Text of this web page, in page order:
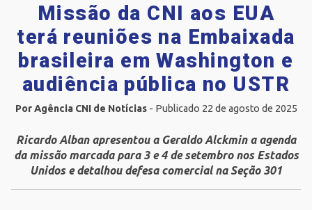
Missão da CNI aos EUA
terá reuniões na Embaixada
brasileira em Washington e
audiência pública no USTR
Por Agência CNI de Notícias- Publicado 22 de agosto de 2025
Ricardo Alban apresentou a Geraldo Alckmin a agenda
da missão marcada para 3 e 4 de setembro nos Estados
Unidos e detalhou defesa comercial na Seção 301